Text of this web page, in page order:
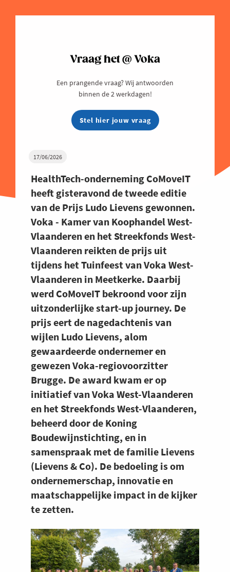
17/06/2026
HealthTech-onderneming CoMoveIT
heeft gisteravond de tweede editie
van de Prijs Ludo Lievens gewonnen.
Voka - Kamer van Koophandel West-
Vlaanderen en het Streekfonds West-
Vlaanderen reikten de prijs uit
tijdens het Tuinfeest van Voka West-
Vlaanderen in Meetkerke. Daarbij
werd CoMoveIT bekroond voor zijn
uitzonderlijke start-up journey. De
prijs eert de nagedachtenis van
wijlen Ludo Lievens, alom
gewaardeerde ondernemer en
gewezen Voka-regiovoorzitter
Brugge. De award kwam er op
initiatief van Voka West-Vlaanderen
en het Streekfonds West-Vlaanderen,
beheerd door de Koning
Boudewijnstichting, en in
samenspraak met de familie Lievens
(Lievens & Co). De bedoeling is om
ondernemerschap, innovatie en
maatschappelijke impact in de kijker
te zetten.
Vraag het @ Voka
Een prangende vraag? Wij antwoorden
binnen de 2 werkdagen!
Stel hier jouw vraag